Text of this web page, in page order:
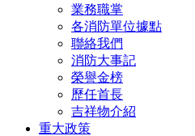
業務職掌
各消防單位據點
聯絡我們
消防大事記
榮譽金榜
歷任首長
吉祥物介紹
重大政策